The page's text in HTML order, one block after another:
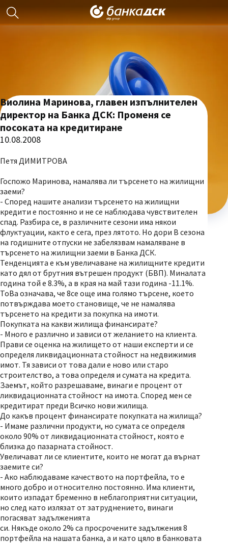
Виолина Маринова, главен изпълнителен
директор на Банка ДСК: Променя се
посоката на кредитиране
10.08.2008
Петя ДИМИТРОВА
Госпожо Маринова, намалява ли търсенето на жилищни
заеми?
- Според нашите анализи търсенето на жилищни
кредити е постоянно и не се наблюдава чувствителен
спад. Разбира се, в различните сезони има някои
флуктуации, както е сега, през лятото. Но дори В сезона
на годишните отпуски не забелязвам намаляване в
търсенето на жилищни заеми в Банка ДСК.
Тенденцията е към увеличаване на жилищните кредити
като дял от брутния вътрешен продукт (БВП). Миналата
година той е 8.3%, а в края на май тази година -11.1%.
ТоВа означава, че 8се още има голямо търсене, което
потвърждава моето становище, че не намалява
търсенето на кредити за покупка на имоти.
Покупката на какви жилища финансирате?
- Много е различно и зависи от желанието на клиента.
Прави се оценка на жилището от наши експерти и се
определя ликвидационната стойност на недвижимия
имот. Тя зависи от това дали е ново или старо
строителство, а това определя и сумата на кредита.
Заемът, който разрешаваме, винаги е процент от
ликвидационната стойност на имота. Според мен се
кредитират преди Всичко нови жилища.
До какъв процент финансирате покупката на жилища?
- Имаме различни продукти, но сумата се определя
около 90% от ликвидационната стойност, която е
близка до пазарната стойност.
Увеличават ли се клиентите, които не могат да върнат
заемите си?
- Ако наблюдаваме качеството на портфейла, то е
много добро и относително постоянно. Има клиенти,
които изпадат бременно в неблагоприятни ситуации,
но след като излязат от затруднението, винаги
погасяват задълженията
си. Някъде около 2% са просрочените задължения 8
портфейла на нашата банка, а и като цяло в банковата